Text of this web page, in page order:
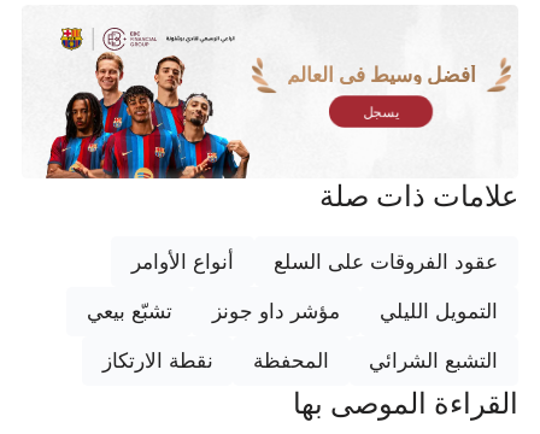
أفضل وسيط في العالم
يسجل
علامات ذات صلة
عقود الفروقات على السلع أنواع الأوامر
التمويل الليلي مؤشر داو جونز تشبّع بيعي
التشبع الشرائي المحفظة نقطة الارتكاز
القراءة الموصى بها